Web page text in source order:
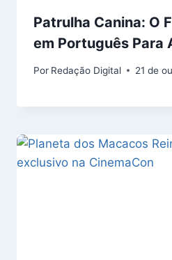
Patrulha Canina: O
em Português Para
Por Redação Digital 21 de